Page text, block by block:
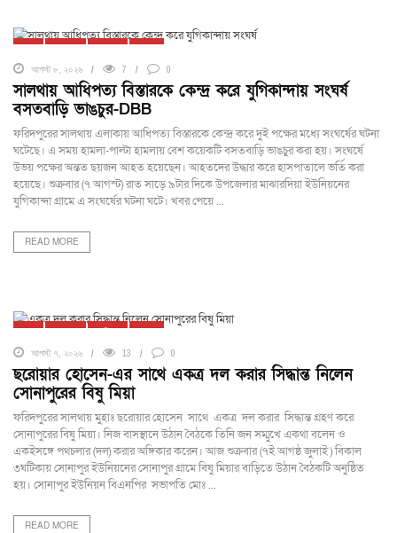
ঢাকা দেশজুড়ে ফরিদপুর সালথা
আগস্ট ৮, ২০২৬ 7 0
সালথায় আধিপত্য বিস্তারকে কেন্দ্র করে যুগিকান্দায় সংঘর্ষ
বসতবাড়ি ভাঙচুর-DBB
ফরিদপুরের সালথায় এলাকায় আধিপত্য বিস্তারকে কেন্দ্র করে দুই পক্ষের মধ্যে সংঘর্ষের ঘটনা
ঘটেছে। এ সময় হামলা-পাল্টা হামলায় বেশ কয়েকটি বসতবাড়ি ভাঙচুর করা হয়। সংঘর্ষে
উভয় পক্ষের অন্তত ছয়জন আহত হয়েছেন। আহতদের উদ্ধার করে হাসপাতালে ভর্তি করা
হয়েছে। শুক্রবার (৭ আগস্ট) রাত সাড়ে ৯টার দিকে উপজেলার মাঝারদিয়া ইউনিয়নের
যুগিকান্দা গ্রামে এ সংঘর্ষের ঘটনা ঘটে। খবর পেয়ে ...
READ MORE
ঢাকা দেশজুড়ে ফরিদপুর সালথা
আগস্ট ৭, ২০২৬ 13 0
ছরোয়ার হোসেন-এর সাথে একত্র দল করার সিদ্ধান্ত নিলেন
সোনাপুরের বিষু মিয়া
ফরিদপুরের সালথায় মুহাঃ ছরোয়ার হোসেন সাথে একত্র দল করার সিদ্ধান্ত গ্রহণ করে
সোনাপুরের বিষু মিয়া। নিজ বাসস্থানে উঠান বৈঠকে তিনি জন সম্মুখে একথা বলেন ও
একইসঙ্গে পথচলার (দল) করার অঙ্গিকার করেন। আজ শুক্রবার (৭ই আগষ্ঠ জুলাই ) বিকাল
৩ঘটিকায় সোনাপুর ইউনিয়নের সোনাপুর গ্রামে বিষু মিয়ার বাড়িতে উঠান বৈঠকটি অনুষ্ঠিত
হয়। সোনাপুর ইউনিয়ন বিএনপির সভাপতি মোঃ ...
READ MORE